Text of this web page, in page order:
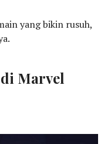
yang bikin rusuh,
Marvel